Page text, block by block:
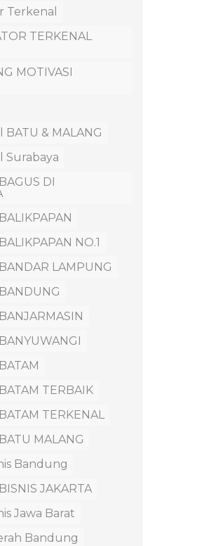
Terkenal
TERKENAL
MOTIVASI
BATU & MALANG
Surabaya
DI
NO.1
LAMPUNG
TERBAIK
TERKENAL
MALANG
Bandung
JAKARTA
Jawa Barat
Bandung